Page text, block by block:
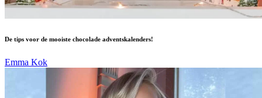
De tips voor de mooiste chocolade adventskalenders!
Emma Kok